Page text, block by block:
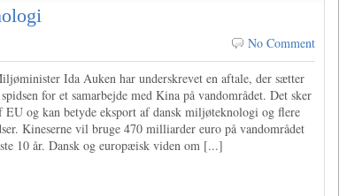
No Comment
Ida Auken har underskrevet en aftale, der sætter
for et samarbejde med Kina på vandområdet. Det sker
EU og kan betyde eksport af dansk miljøteknologi og flere
Kineserne vil bruge 470 milliarder euro på vandområdet
10 år. Dansk og europæisk viden om [...]